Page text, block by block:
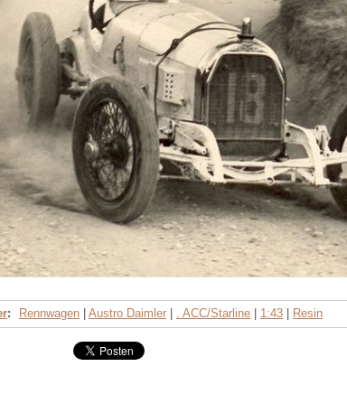
: Rennwagen Austro Daimler . ACC/Starline 1:43 Resin